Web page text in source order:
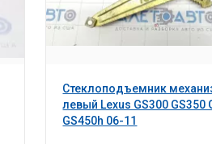
Стеклоподъемник
левый Lexus GS300 GS350
GS450h 06-11